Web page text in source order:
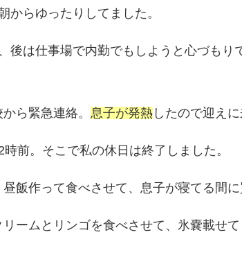
からゆったりしてました。
後は仕事場で内勤でもしようと心づもり
ら緊急連絡。 息子が発熱 したので迎え
前。そこで私の休日は終了しました。
飯作って食べさせて、息子が寝てる間に
ームとリンゴを食べさせて、氷嚢載せて